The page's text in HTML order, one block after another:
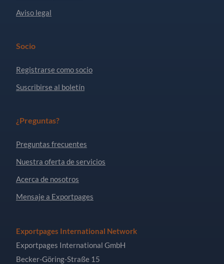
Aviso legal
Socio
Registrarse como socio
Suscribirse al boletín
¿Preguntas?
Preguntas frecuentes
Nuestra oferta de servicios
Acerca de nosotros
Mensaje a Exportpages
Exportpages International Network
Exportpages International GmbH
Becker-Göring-Straße 15